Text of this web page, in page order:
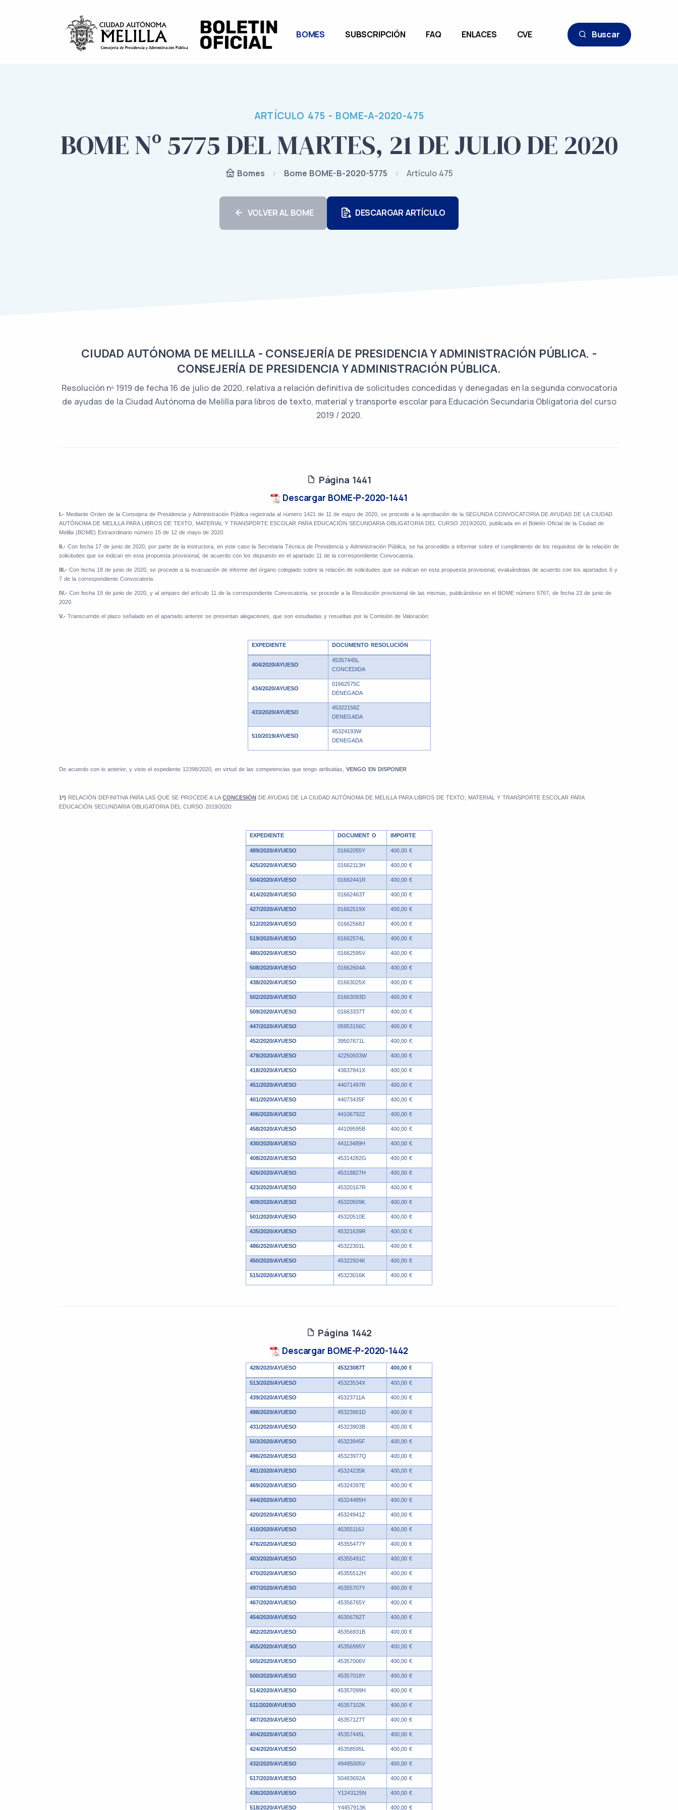
BOMES SUBSCRIPCIÓN FAQ ENLACES CVE Buscar
ARTÍCULO 475 - BOME-A-2020-475
BOME Nº 5775 DEL MARTES, 21 DE JULIO DE 2020
Bomes Bome BOME-B-2020-5775 Artículo 475
VOLVER AL BOME DESCARGAR ARTÍCULO
CIUDAD AUTÓNOMA DE MELILLA - CONSEJERÍA DE PRESIDENCIA Y ADMINISTRACIÓN PÚBLICA. -
CONSEJERÍA DE PRESIDENCIA Y ADMINISTRACIÓN PÚBLICA.
Resolución nº 1919 de fecha 16 de julio de 2020, relativa a relación definitiva de solicitudes concedidas y denegadas en la segunda convocatoria
de ayudas de la Ciudad Autónoma de Melilla para libros de texto, material y transporte escolar para Educación Secundaria Obligatoria del curso
2019 / 2020.
Página 1441
Descargar BOME-P-2020-1441
I.- Mediante Orden de la Consejera de Presidencia y Administración Pública registrada al número 1421 de 11 de mayo de 2020, se procede a la aprobación de la SEGUNDA CONVOCATORIA DE AYUDAS DE LA CIUDAD
AUTÓNOMA DE MELILLA PARA LIBROS DE TEXTO, MATERIAL Y TRANSPORTE ESCOLAR PARA EDUCACIÓN SECUNDARIA OBLIGATORIA DEL CURSO 2019/2020, publicada en el Boletín Oficial de la Ciudad de
Melilla (BOME) Extraordinario número 15 de 12 de mayo de 2020.
II.- Con fecha 17 de junio de 2020, por parte de la instructora, en este caso la Secretaria Técnica de Presidencia y Administración Pública, se ha procedido a informar sobre el cumplimiento de los requisitos de la relación de
solicitudes que se indican en esta propuesta provisional, de acuerdo con los dispuesto en el apartado 11 de la correspondiente Convocatoria.
III.- Con fecha 18 de junio de 2020, se procede a la evacuación de informe del órgano colegiado sobre la relación de solicitudes que se indican en esta propuesta provisional, evaluándolas de acuerdo con los apartados 6 y
7 de la correspondiente Convocatoria.
IV.- Con fecha 19 de junio de 2020, y al amparo del artículo 11 de la correspondiente Convocatoria, se procede a la Resolución provisional de las mismas, publicándose en el BOME número 5767, de fecha 23 de junio de
2020.
V.- Transcurrido el plazo señalado en el apartado anterior se presentan alegaciones, que son estudiadas y resueltas por la Comisión de Valoración:
EXPEDIENTE DOCUMENTO RESOLUCIÓN
404/2020/AYUESO
45357445L
CONCEDIDA
434/2020/AYUESO
01662575C
DENEGADA
433/2020/AYUESO
45322158Z
DENEGADA
510/2019/AYUESO
45324193W
DENEGADA
De acuerdo con lo anterior, y visto el expediente 12398/2020, en virtud de las competencias que tengo atribuidas, VENGO EN DISPONER
1º) RELACIÓN DEFINITIVA PARA LAS QUE SE PROCEDE A LA CONCESIÓN DE AYUDAS DE LA CIUDAD AUTÓNOMA DE MELILLA PARA LIBROS DE TEXTO, MATERIAL Y TRANSPORTE ESCOLAR PARA
EDUCACIÓN SECUNDARIA OBLIGATORIA DEL CURSO 2019/2020:
EXPEDIENTE DOCUMENT O IMPORTE
489/2020/AYUESO 01662055Y 400,00 €
425/2020/AYUESO 01662113H 400,00 €
504/2020/AYUESO 01662441R 400,00 €
414/2020/AYUESO 01662463T 400,00 €
427/2020/AYUESO 01662519X 400,00 €
512/2020/AYUESO 01662568J 400,00 €
519/2020/AYUESO 01662574L 400,00 €
480/2020/AYUESO 01662595V 400,00 €
508/2020/AYUESO 01662604A 400,00 €
438/2020/AYUESO 01663025X 400,00 €
502/2020/AYUESO 01663093D 400,00 €
509/2020/AYUESO 01663337T 400,00 €
447/2020/AYUESO 05953156C 400,00 €
452/2020/AYUESO 39507671L 400,00 €
478/2020/AYUESO 42250933W 400,00 €
418/2020/AYUESO 43637841X 400,00 €
451/2020/AYUESO 44071497R 400,00 €
401/2020/AYUESO 44073435F 400,00 €
406/2020/AYUESO 44106792Z 400,00 €
458/2020/AYUESO 44109595B 400,00 €
430/2020/AYUESO 44113489H 400,00 €
408/2020/AYUESO 45314282G 400,00 €
426/2020/AYUESO 45318827H 400,00 €
423/2020/AYUESO 45320167R 400,00 €
409/2020/AYUESO 45320509K 400,00 €
501/2020/AYUESO 45320510E 400,00 €
435/2020/AYUESO 45321639R 400,00 €
486/2020/AYUESO 45322301L 400,00 €
450/2020/AYUESO 45322924K 400,00 €
515/2020/AYUESO 45323016K 400,00 €
Página 1442
Descargar BOME-P-2020-1442
428/2020/AYUESO 45323087T 400,00 €
513/2020/AYUESO 45323534X 400,00 €
439/2020/AYUESO 45323711A 400,00 €
498/2020/AYUESO 45323901D 400,00 €
431/2020/AYUESO 45323903B 400,00 €
503/2020/AYUESO 45323945F 400,00 €
496/2020/AYUESO 45323977Q 400,00 €
481/2020/AYUESO 45324235K 400,00 €
469/2020/AYUESO 45324397E 400,00 €
444/2020/AYUESO 45324485H 400,00 €
420/2020/AYUESO 45324941Z 400,00 €
410/2020/AYUESO 45355116J 400,00 €
476/2020/AYUESO 45355477Y 400,00 €
403/2020/AYUESO 45355491C 400,00 €
470/2020/AYUESO 45355512H 400,00 €
497/2020/AYUESO 45355707Y 400,00 €
467/2020/AYUESO 45356765Y 400,00 €
454/2020/AYUESO 45356782T 400,00 €
482/2020/AYUESO 45356931B 400,00 €
455/2020/AYUESO 45356995Y 400,00 €
505/2020/AYUESO 45357006V 400,00 €
500/2020/AYUESO 45357018Y 400,00 €
514/2020/AYUESO 45357099H 400,00 €
511/2020/AYUESO 45357102K 400,00 €
487/2020/AYUESO 45357127T 400,00 €
404/2020/AYUESO 45357445L 400,00 €
424/2020/AYUESO 45358595L 400,00 €
432/2020/AYUESO 49495005V 400,00 €
517/2020/AYUESO 50483692A 400,00 €
436/2020/AYUESO Y1243125N 400,00 €
518/2020/AYUESO Y4457913K 400,00 €